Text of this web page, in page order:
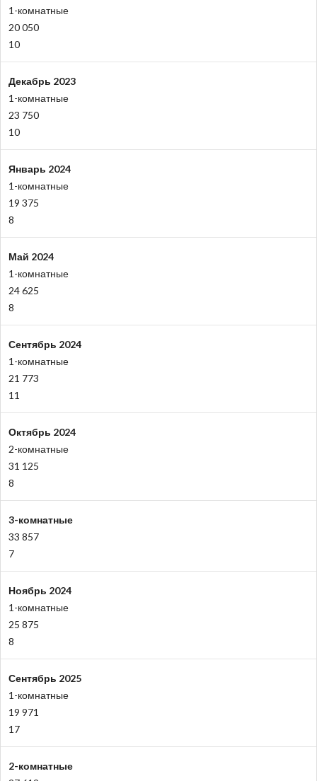
1-комнатные
20 050
10
Декабрь 2023
1-комнатные
23 750
10
Январь 2024
1-комнатные
19 375
8
Май 2024
1-комнатные
24 625
8
Сентябрь 2024
1-комнатные
21 773
11
Октябрь 2024
2-комнатные
31 125
8
3-комнатные
33 857
7
Ноябрь 2024
1-комнатные
25 875
8
Сентябрь 2025
1-комнатные
19 971
17
2-комнатные